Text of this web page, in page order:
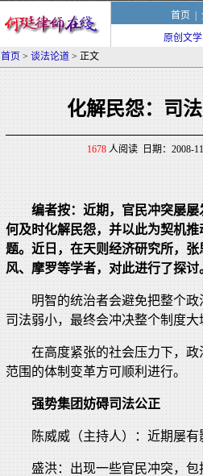
首页
原创文学
首页 > 谈法论道> 正文
化解民怨：司
1678人阅读 日期：2008-
编者按：近期，官民冲突屡
何及时化解民怨，并以此为契机
题。近日，在天则经济研究所，
风、摩罗等学者，对此进行了探讨
明智的统治者会避免把整个
司法弱小，最终会冲决整个制度大
在高度紧张的社会压力下，
范围的体制变革方可顺利进行。
强势集团妨碍司法公正
陈威威（主持人）：近期屡
盛洪：出现一些官民冲突，